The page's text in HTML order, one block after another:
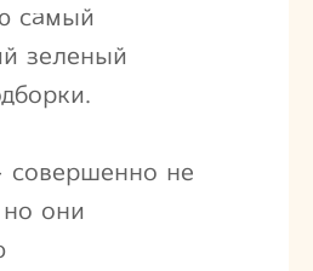
самый
зеленый
не
они